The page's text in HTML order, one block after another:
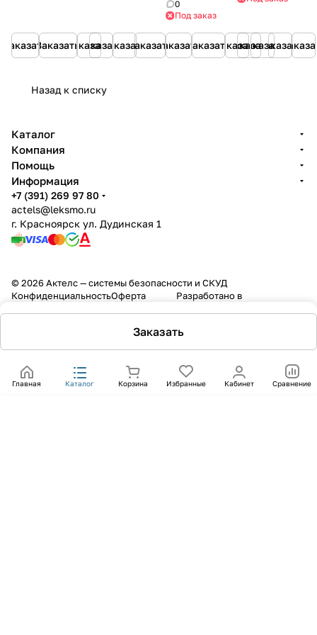
Заказатьпользователей
ЗаказатьЗаказать
ЗаказатьЗаказатьЗаказать
РСП
800
0
Под заказ
ЗаказатьЗаказатьЗаказать
Заказать
Заказать
Заказать
Назад к списку
Заказать
Главная Каталог Корзина Избранные Кабинет Сравнение
Каталог
Компания
Помощь
Информация
+7 (391) 269 97 80
actels@leksmo.ru
г. Красноярск ул. Дудинская 1
© 2026 Актелс — системы безопасности и СКУД
КонфиденциальностьОферта Разработано в